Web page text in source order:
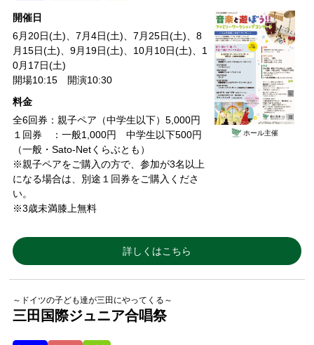
ホール主催
開催日
6月20日(土)、7月4日(土)、7月25日(土)、8
月15日(土)、9月19日(土)、10月10日(土)、1
0月17日(土)
開場10:15 開演10:30
料金
全6回券：親子ペア（中学生以下）5,000円
１回券 ：一般1,000円 中学生以下500円
（一般・Sato-Netくらぶとも）
※親子ペアをご購入の方で、参加が3名以上
になる場合は、別途１回券をご購入くださ
い。
※3歳未満膝上無料
詳しくはこちら
～ドイツの子ども達が三田にやってくる～
三田国際ジュニア合唱祭